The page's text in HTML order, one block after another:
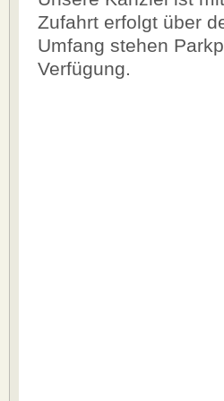
Zufahrt erfolgt über
Umfang stehen
Verfügung.